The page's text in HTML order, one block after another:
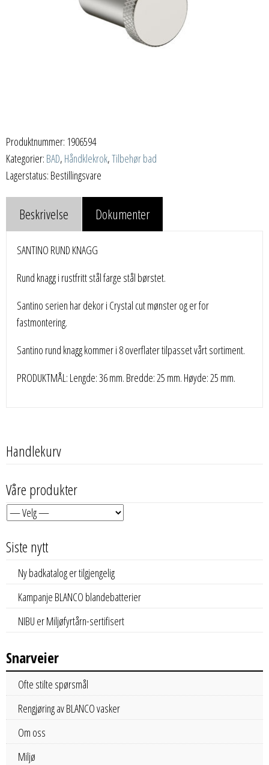
Produktnummer: 1906594
Kategorier: BAD, Håndklekrok,Tilbehør bad
Lagerstatus: Bestillingsvare
Beskrivelse Dokumenter
SANTINO RUND KNAGG
Rund knagg i rustfritt stål farge stål børstet.
Santino serien har dekor i Crystal cut mønster og er for
fastmontering.
Santino rund knagg kommer i 8 overflater tilpasset vårt sortiment.
PRODUKTMÅL: Lengde: 36 mm. Bredde: 25 mm. Høyde: 25 mm.
Handlekurv
Våre produkter
Siste nytt
Ny badkatalog er tilgjengelig
Kampanje BLANCO blandebatterier
NIBU er Miljøfyrtårn-sertifisert
Snarveier
Ofte stilte spørsmål
Rengjøring av BLANCO vasker
Om oss
Miljø